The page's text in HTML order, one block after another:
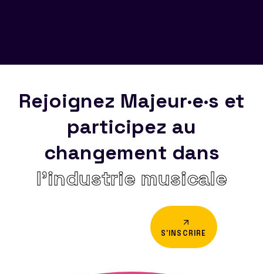
Rejoignez Majeur·e·s et
participez au
changement dans
l’industrie musicale
S'INSCRIRE